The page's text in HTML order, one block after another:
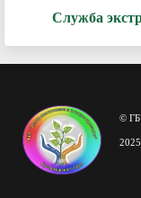
Служба
©
2025